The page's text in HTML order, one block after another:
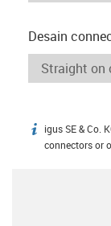
Desain
igus-icon-info
igus SE & Co.
connectors or